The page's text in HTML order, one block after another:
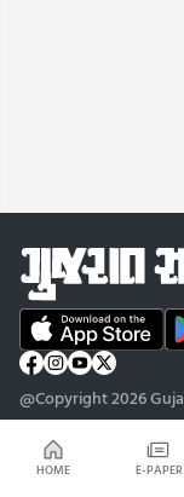
HOME E-PAPER
@Copyright 2026